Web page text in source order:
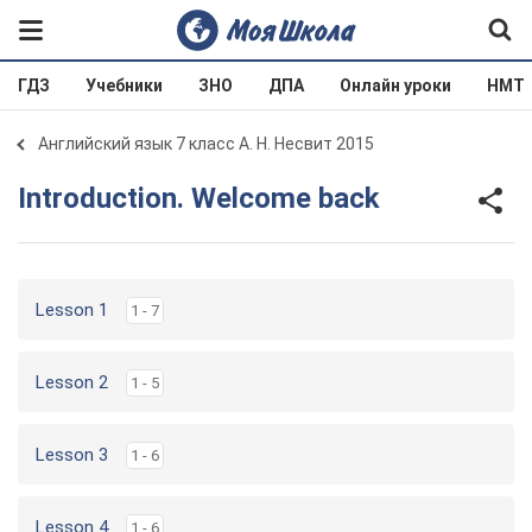
ГДЗ Учебники ЗНО ДПА Онлайн уроки НМТ
Английский язык 7 класс А. Н. Несвит 2015
Introduction. Welcome back
Lesson 1 1 - 7
Lesson 2 1 - 5
Lesson 3 1 - 6
Lesson 4 1 - 6